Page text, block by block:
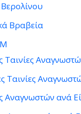
Βραβεία
Ταινίες
Ταινίες
Αναγνωστών ανά